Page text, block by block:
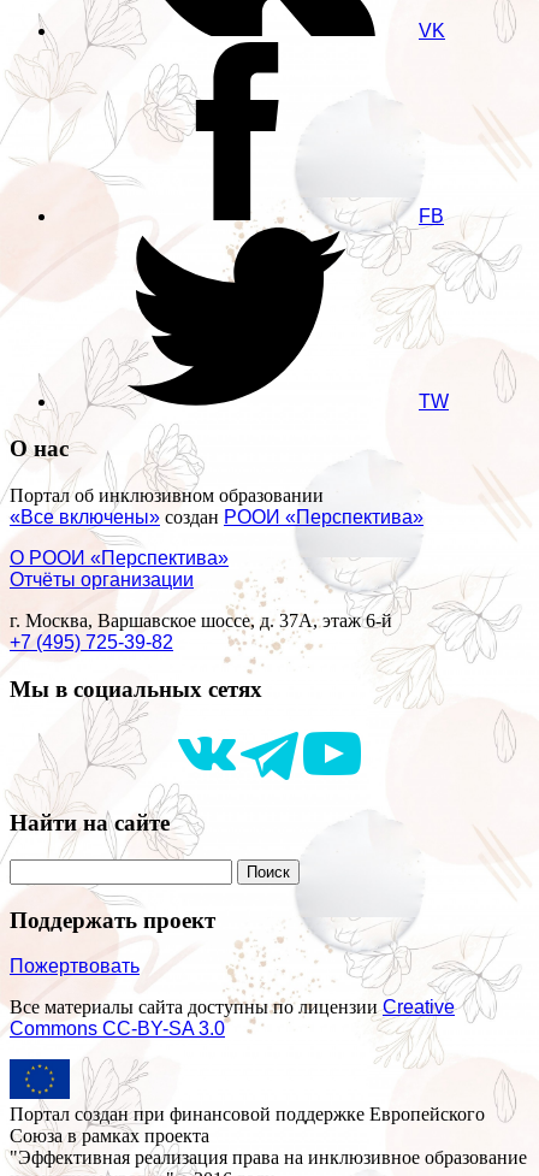
VK
FB
TW
О нас
Портал об инклюзивном образовании
«Все включены» создан РООИ «Перспектива»
О РООИ «Перспектива»
Отчёты организации
г. Москва, Варшавское шоссе, д. 37А, этаж 6-й
+7 (495) 725-39-82
Мы в социальных сетях
Найти на сайте
Поддержать проект
Пожертвовать
Все материалы сайта доступны по лицензииCreative
Commons СС-BY-SA 3.0
Портал создан при финансовой поддержке Европейского
Союза в рамках проекта
"Эффективная реализация права на инклюзивное образование